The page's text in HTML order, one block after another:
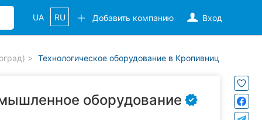
Вход
Добавить компанию
UA RU
Технологическое оборудование в Кропивницком
оборудование